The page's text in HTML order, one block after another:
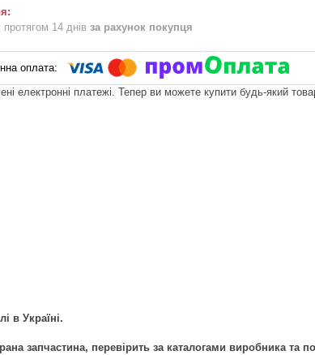
14 днів за рахунок покупця
електронні платежі. Тепер ви можете купити будь-який
в Україні.
запчастина, перевірить за каталогами виробника та